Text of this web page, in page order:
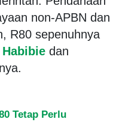
non-APBN dan
R80 sepenuhnya
Habibie dan
Tetap Perlu